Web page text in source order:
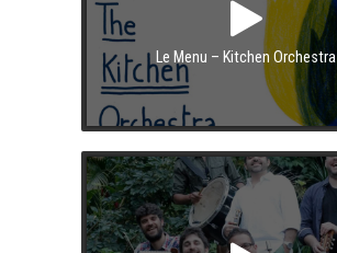
Le Menu – Kitchen Orchestra